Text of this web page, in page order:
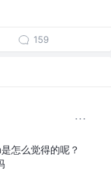
159
怎么觉得的呢？